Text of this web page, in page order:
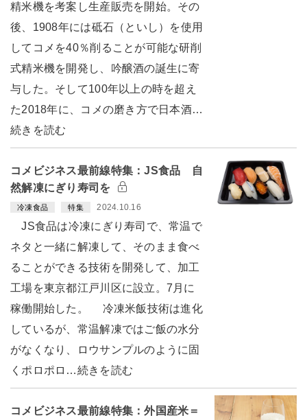
精米機を考案し生産販売を開始。その
後、1908年には砥石（といし）を使用
してコメを40％削ることが可能な研削
式精米機を開発し、吟醸酒の誕生に寄
与した。そして100年以上の時を超え
た2018年に、コメの磨き方で日本酒…
続きを読む
コメビジネス最前線特集：JS食品 自
然解凍にぎり寿司を
冷凍食品 特集 2024.10.16
JS食品は冷凍にぎり寿司で、常温で
ネタと一緒に解凍して、そのまま食べ
ることができる技術を開発して、加工
工場を東京都江戸川区に設立。7月に
稼働開始した。 冷凍米飯技術は進化
しているが、常温解凍ではご飯の水分
がなくなり、ロウサンプルのように固
くポロポロ…続きを読む
コメビジネス最前線特集：外国産米＝